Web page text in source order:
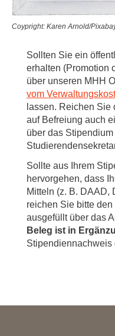
Coypright: Karen Arnold/
Sollten Sie ein
erhalten (Promotion
über unseren MHH
vom
lassen. Reichen Sie
auf Befreiung auch
über das
Sollte aus Ihrem
hervorgehen, dass
Mitteln (z. B. DAAD,
reichen Sie bitte
ausgefüllt über das
Beleg ist in
Stipendiennachweis